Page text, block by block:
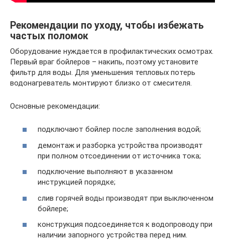
Рекомендации по уходу, чтобы избежать
частых поломок
Оборудование нуждается в профилактических осмотрах.
Первый враг бойлеров – накипь, поэтому установите
фильтр для воды. Для уменьшения тепловых потерь
водонагреватель монтируют близко от смесителя.
Основные рекомендации:
подключают бойлер после заполнения водой;
демонтаж и разборка устройства производят
при полном отсоединении от источника тока;
подключение выполняют в указанном
инструкцией порядке;
слив горячей воды производят при выключенном
бойлере;
конструкция подсоединяется к водопроводу при
наличии запорного устройства перед ним.